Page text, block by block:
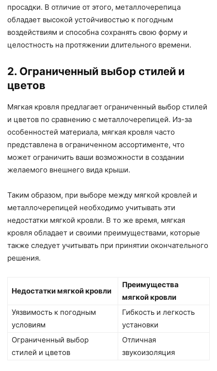
просадки. В отличие от этого, металлочерепица
обладает высокой устойчивостью к погодным
воздействиям и способна сохранять свою форму и
целостность на протяжении длительного времени.
2. Ограниченный выбор стилей и
цветов
Мягкая кровля предлагает ограниченный выбор стилей
и цветов по сравнению с металлочерепицей. Из-за
особенностей материала, мягкая кровля часто
представлена в ограниченном ассортименте, что
может ограничить ваши возможности в создании
желаемого внешнего вида крыши.
Таким образом, при выборе между мягкой кровлей и
металлочерепицей необходимо учитывать эти
недостатки мягкой кровли. В то же время, мягкая
кровля обладает и своими преимуществами, которые
также следует учитывать при принятии окончательного
решения.
Недостатки мягкой кровли
Преимущества
мягкой кровли
Уязвимость к погодным
условиям
Гибкость и легкость
установки
Ограниченный выбор
стилей и цветов
Отличная
звукоизоляция